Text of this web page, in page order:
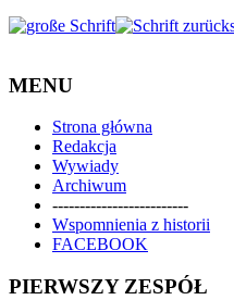
MENU
Strona główna
Redakcja
Wywiady
Archiwum
-------------------------
Wspomnienia z historii
FACEBOOK
PIERWSZY ZESPÓŁ